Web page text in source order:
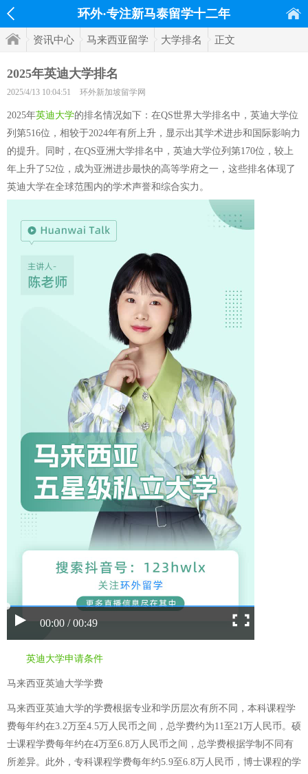
环外·专注新马泰留学十二年
资讯中心 马来西亚留学 大学排名 正文
2025年英迪大学排名
2025/4/13 10:04:51 环外新加坡留学网
2025年英迪大学的排名情况如下：在QS世界大学排名中，英迪大学位
列第516位，相较于2024年有所上升，显示出其学术进步和国际影响力
的提升。同时，在QS亚洲大学排名中，英迪大学位列第170位，较上
年上升了52位，成为亚洲进步最快的高等学府之一，这些排名体现了
英迪大学在全球范围内的学术声誉和综合实力。
00:00 / 00:49
英迪大学申请条件
马来西亚英迪大学学费
马来西亚英迪大学的学费根据专业和学历层次有所不同，本科课程学
费每年约在3.2万至4.5万人民币之间，总学费约为11至21万人民币。硕
士课程学费每年约在4万至6.8万人民币之间，总学费根据学制不同有
所差异。此外，专科课程学费每年约5.9至6.8万人民币，博士课程的学